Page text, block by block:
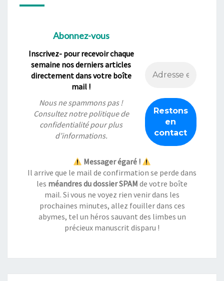
Abonnez-vous
Inscrivez- pour recevoir chaque
semaine nos derniers articles
directement dans votre boîte
mail !
Nous ne spammons pas !
Consultez notrepolitique de
confidentialitépour plus
d’informations.
Messager égaré !
Il arrive que le mail de confirmation se perde dans
les méandres du dossier SPAM de votre boîte
mail. Si vous ne voyez rien venir dans les
prochaines minutes, allez fouiller dans ces
abymes, tel un héros sauvant des limbes un
précieux manuscrit disparu !